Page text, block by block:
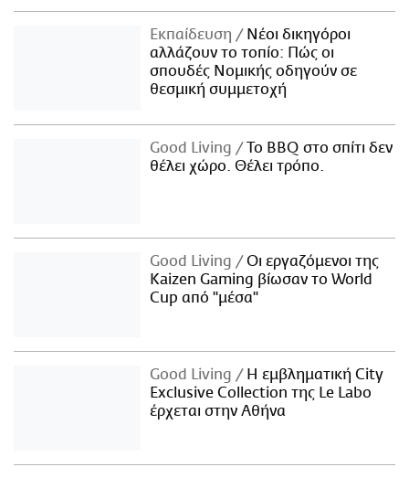
Εκπαίδευση
Νέοι δικηγόροι
αλλάζουν το τοπίο: Πώς οι
σπουδές Νομικής οδηγούν σε
θεσμική συμμετοχή
Good Living
Το BBQ στο σπίτι δεν
θέλει χώρο. Θέλει τρόπο.
Good Living
Οι εργαζόμενοι της
Kaizen Gaming βίωσαν το World
Cup από "μέσα"
Good Living
Η εμβληματική City
Exclusive Collection της Le Labo
έρχεται στην Αθήνα